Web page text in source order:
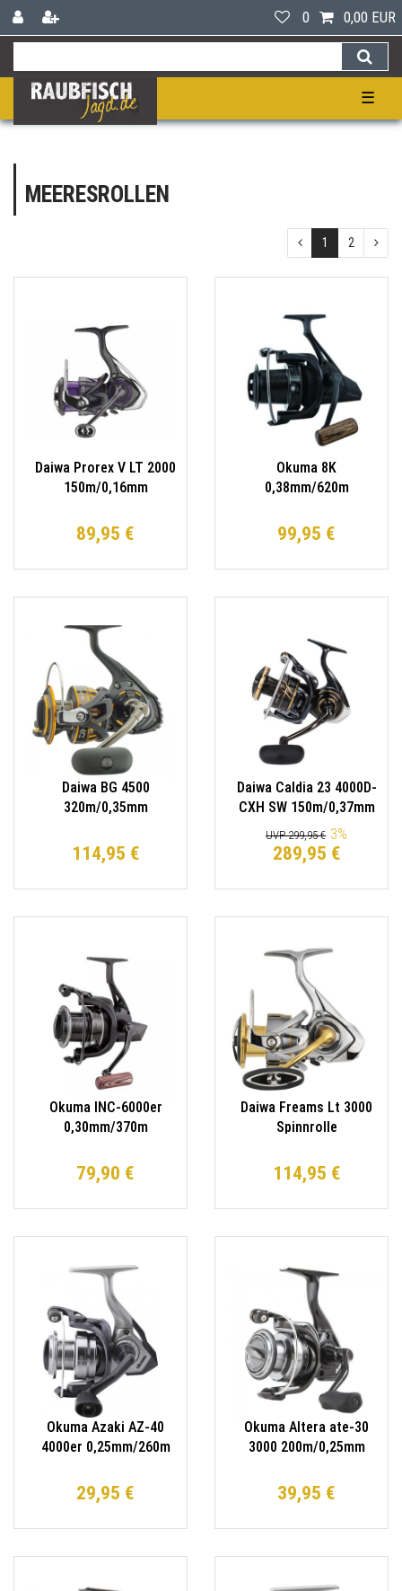
0 0,00 EUR
☰
MEERESROLLEN
1 2
Daiwa Prorex V LT 2000
150m/0,16mm
89,95 €
Okuma 8K
0,38mm/620m
Karpfenrolle
99,95 €
Daiwa BG 4500
320m/0,35mm
114,95 €
Daiwa Caldia 23 4000D-
CXH SW 150m/0,37mm
Spinnrolle Salzwasser
UVP 299,95 € 3%
289,95 €
Okuma INC-6000er
0,30mm/370m
Karpfenrolle
79,90 €
Daiwa Freams Lt 3000
Spinnrolle
114,95 €
Okuma Azaki AZ-40
4000er 0,25mm/260m
29,95 €
Okuma Altera ate-30
3000 200m/0,25mm
39,95 €